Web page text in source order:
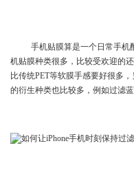
手机贴膜算是一个日常手机
机贴膜种类很多，比较受欢迎的
比传统PET等软膜手感要好很多
的衍生种类也比较多，例如过滤